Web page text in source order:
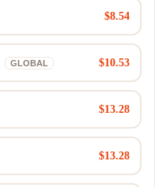
$8.54
GLOBAL $10.53
$13.28
$13.28